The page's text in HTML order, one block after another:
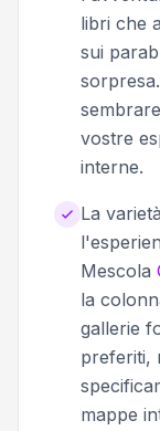
libri che
sui
vostre
interne.
La
Mescola
la
gallerie
preferiti,
mappe